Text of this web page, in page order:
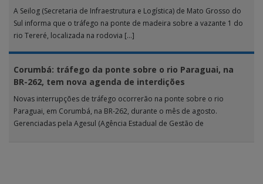
A Seilog (Secretaria de Infraestrutura e Logística) de Mato Grosso do
Sul informa que o tráfego na ponte de madeira sobre a vazante 1 do
rio Tereré, localizada na rodovia […]
Corumbá: tráfego da ponte sobre o rio Paraguai, na
BR-262, tem nova agenda de interdições
Novas interrupções de tráfego ocorrerão na ponte sobre o rio
Paraguai, em Corumbá, na BR-262, durante o mês de agosto.
Gerenciadas pela Agesul (Agência Estadual de Gestão de